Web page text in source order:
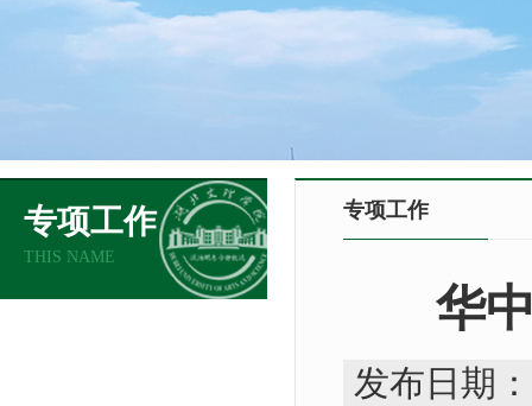
专项工作
THIS NAME
专项工作
华
发布日期